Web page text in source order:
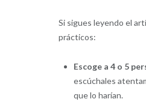
Si sigues leyendo el
prácticos:
Escoge a 4 o 5
escúchales
que lo harían.